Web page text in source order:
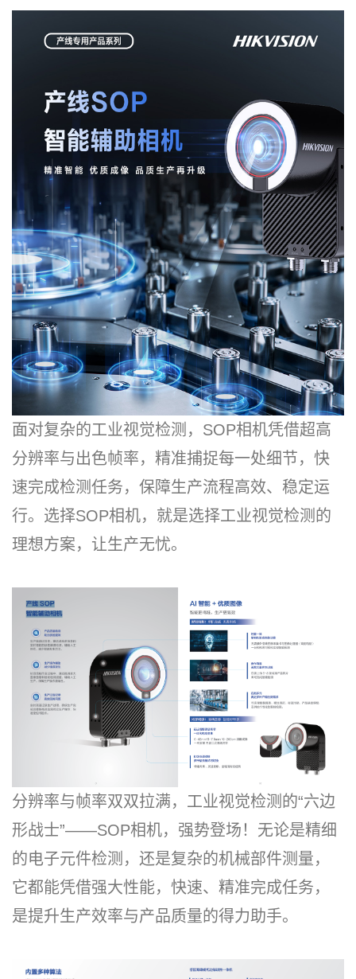
面对复杂的工业视觉检测，SOP相机凭借超高
分辨率与出色帧率，精准捕捉每一处细节，快
速完成检测任务，保障生产流程高效、稳定运
行。选择SOP相机，就是选择工业视觉检测的
理想方案，让生产无忧。
分辨率与帧率双双拉满，工业视觉检测的“六边
形战士”——SOP相机，强势登场！无论是精细
的电子元件检测，还是复杂的机械部件测量，
它都能凭借强大性能，快速、精准完成任务，
是提升生产效率与产品质量的得力助手。